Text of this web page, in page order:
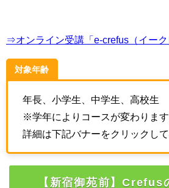
⇒オンライン受講「e-crefus（イー
対象年齢
年長、小学生、中学生、高校生
※学年によりコースが変わります
詳細は下記バナーをクリックして
【新宿御苑前】Crefus